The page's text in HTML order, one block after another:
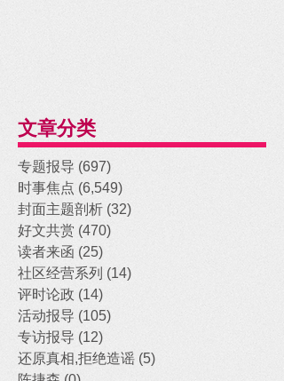
文章分类
专题报导 (697)
时事焦点 (6,549)
封面主题剖析 (32)
好文共赏 (470)
读者来函 (25)
社区经营系列 (14)
评时论政 (14)
活动报导 (105)
专访报导 (12)
还原真相,拒绝造谣 (5)